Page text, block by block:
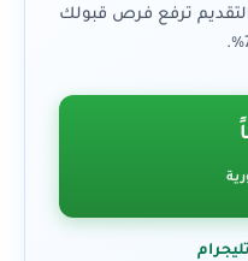
ترفع فرص قبولك